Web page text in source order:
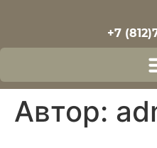
+7
Автор: